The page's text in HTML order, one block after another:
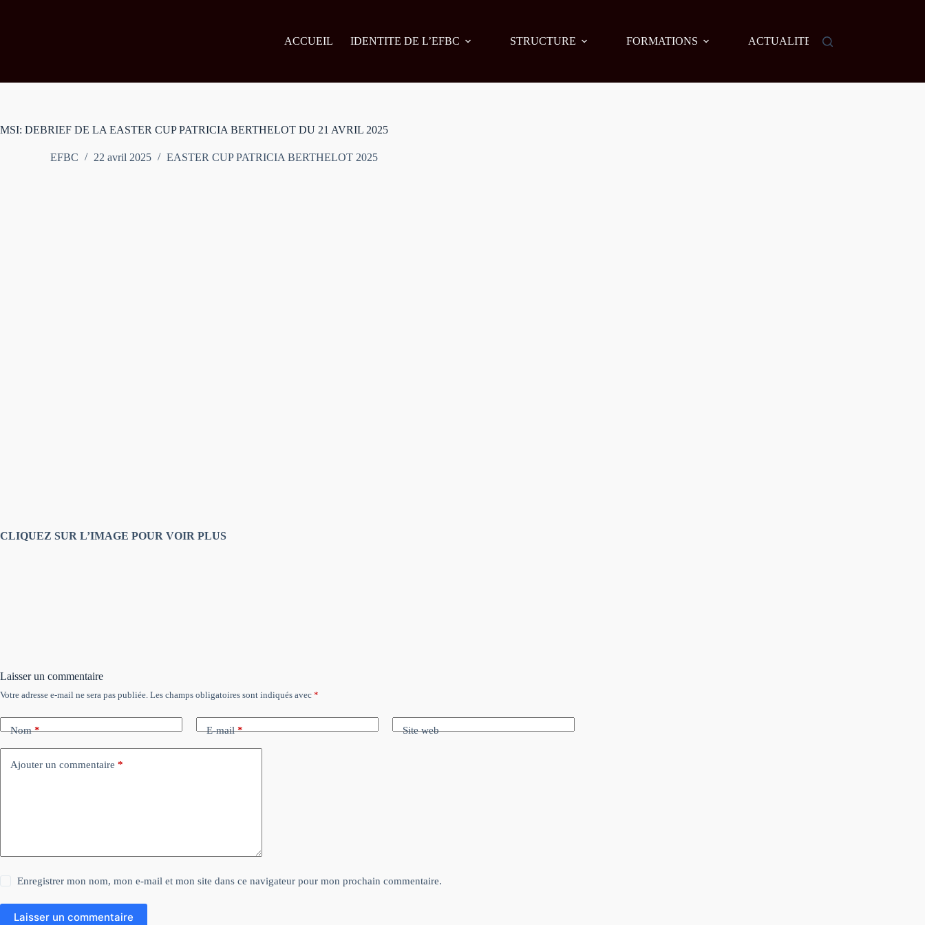
ACCUEIL
IDENTITE DE L’EFBC STRUCTURE FORMATIONS ACTUALITES
MSI: DEBRIEF DE LA EASTER CUP PATRICIA BERTHELOT DU 21 AVRIL 2025
EFBC 22 avril 2025 EASTER CUP PATRICIA BERTHELOT 2025
CLIQUEZ SUR L’IMAGE POUR VOIR PLUS
Laisser un commentaire
Votre adresse e-mail ne sera pas publiée. Les champs obligatoires sont indiqués avec *
Nom* E-mail* Site web
Ajouter un commentaire *
Enregistrer mon nom, mon e-mail et mon site dans ce navigateur pour mon prochain commentaire.
Laisser un commentaire